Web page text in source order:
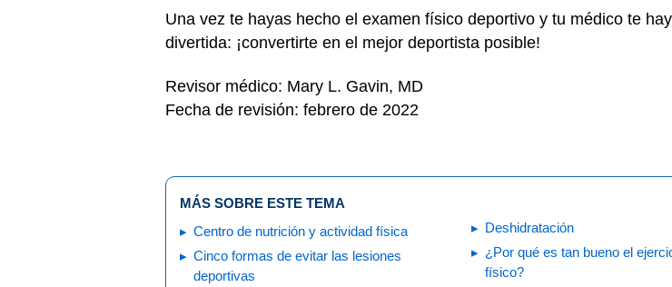
Una vez te hayas hecho el examen físico deportivo y tu médico te
divertida: ¡convertirte en el mejor deportista posible!
Revisor médico: Mary L. Gavin, MD
Fecha de revisión: febrero de 2022
MÁS SOBRE ESTE TEMA
Centro de nutrición y actividad física
Cinco formas de evitar las lesiones
deportivas
Deshidratación
¿Por qué es tan bueno el
físico?